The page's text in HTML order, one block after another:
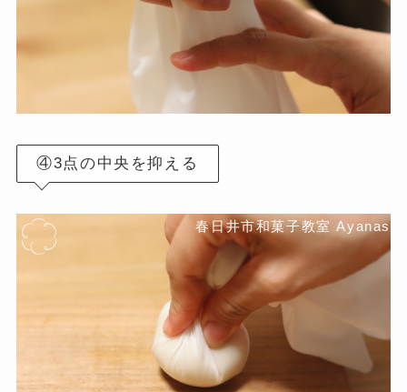
④3点の中央を抑える